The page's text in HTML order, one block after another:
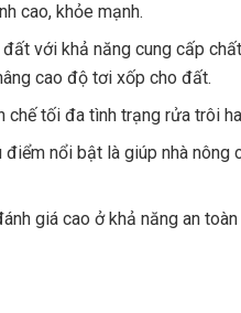
cao, khỏe mạnh.
với khả năng cung cấp
cao độ tơi xốp cho đất.
chế tối đa tình trạng rửa trôi
điểm nổi bật là giúp nhà
giá cao ở khả năng an